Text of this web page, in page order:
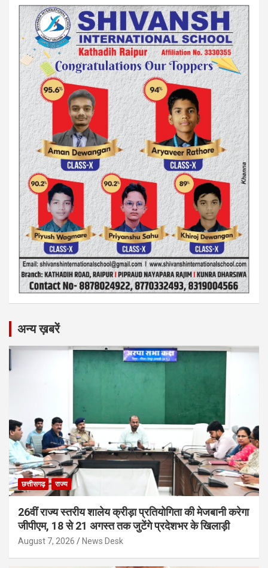
अन्य ख़बरें
छत्तीसगढ़ राज्य
26वीं राज्य स्तरीय शालेय क्रीड़ा प्रतियोगिता की मेजबानी करेगा
जीपीएम, 18 से 21 अगस्त तक जुटेंगे प्रदेशभर के खिलाड़ी
August 7, 2026 News Desk